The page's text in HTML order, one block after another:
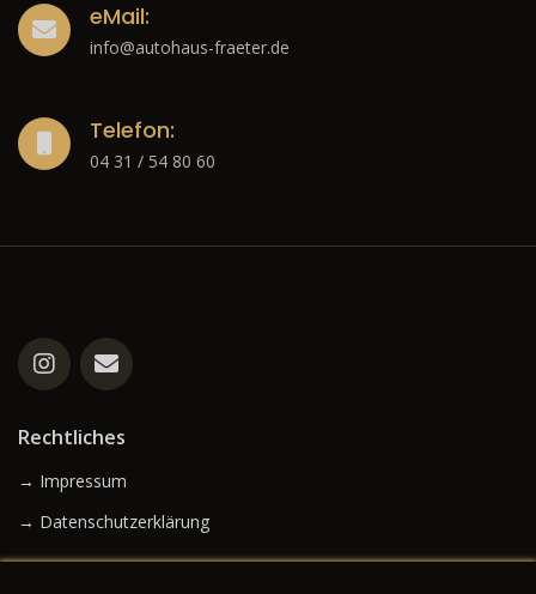
eMail:
info@autohaus-fraeter.de
Telefon:
04 31 / 54 80 60
Rechtliches
→ Impressum
→ Datenschutzerklärung